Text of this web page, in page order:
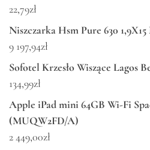
22,79zł
Niszczarka Hsm Pure 630
9 197,94zł
Sofotel Krzesło Wiszące Lagos
134,99zł
Apple iPad mini 64GB Wi-Fi
(MUQW2FD/A)
2 449,00zł